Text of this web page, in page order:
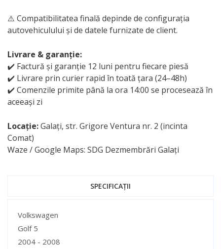
⚠️ Compatibilitatea finală depinde de configurația
autovehiculului și de datele furnizate de client.
Livrare & garanție:
✔️ Factură și garanție 12 luni pentru fiecare piesă
✔️ Livrare prin curier rapid în toată țara (24–48h)
✔️ Comenzile primite până la ora 14:00 se procesează în
aceeași zi
Locație:Galați, str. Grigore Ventura nr. 2 (incinta
Comat)
Waze / Google Maps: SDG Dezmembrări Galați
SPECIFICAȚII
Specificații
Volkswagen
Golf 5
2004 - 2008